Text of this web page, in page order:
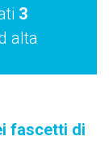
3
alta
fascetti di